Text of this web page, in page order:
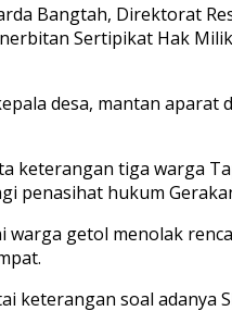
Bangtah, Direktorat
Sertipikat Hak
desa, mantan
keterangan tiga warga
penasihat hukum
getol menolak
keterangan soal